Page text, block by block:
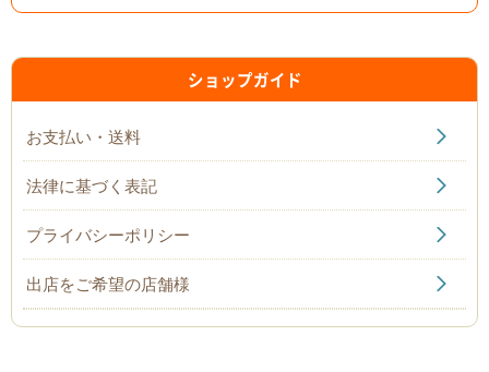
ショップガイド
お支払い・送料
法律に基づく表記
プライバシーポリシー
出店をご希望の店舗様